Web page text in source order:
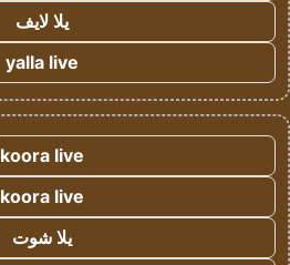
يلا لايف
yalla live
koora live
koora live
يلا شوت